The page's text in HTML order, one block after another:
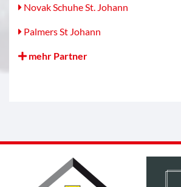
Novak Schuhe St. Johann
Palmers St Johann
mehr Partner